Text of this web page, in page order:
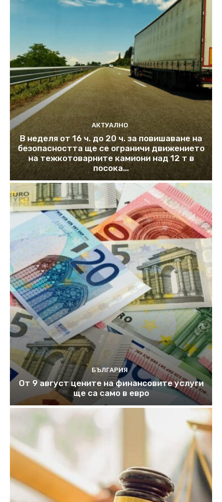
АКТУАЛНО
В неделя от 16 ч. до 20 ч. за повишаване на
безопасността ще се ограничи движението
на тежкотоварните камиони над 12 т в
посока...
БЪЛГАРИЯ
От 9 август цените на финансовите услуги
ще са само в евро